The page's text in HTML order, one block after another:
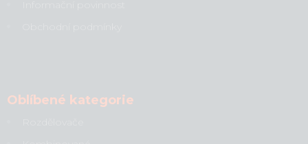
Oblíbené kategorie